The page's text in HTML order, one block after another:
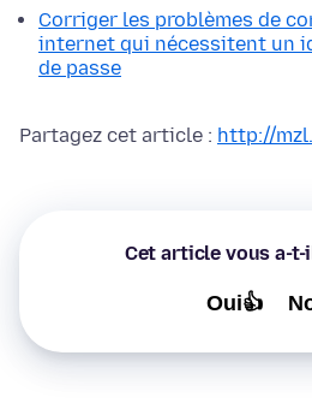
Corriger les problèmes de
internet qui nécessitent un
de passe
Partagez cet article : http://
Cet article vous a-
Oui👍